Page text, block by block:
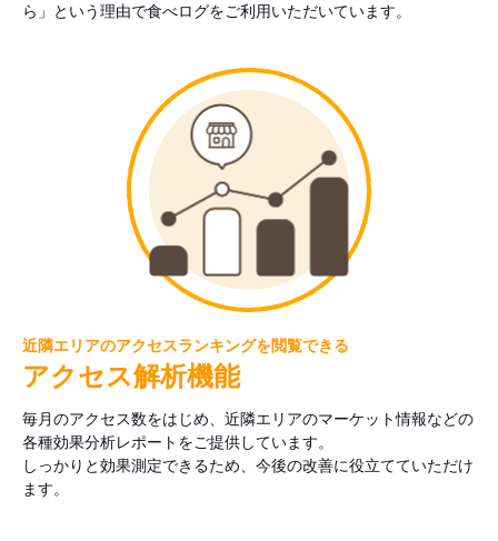
ら」という理由で食べログをご利用いただいています。
近隣エリアのアクセスランキングを閲覧できる
アクセス解析機能
毎月のアクセス数をはじめ、近隣エリアのマーケット情報などの
各種効果分析レポートをご提供しています。
しっかりと効果測定できるため、今後の改善に役立てていただけ
ます。